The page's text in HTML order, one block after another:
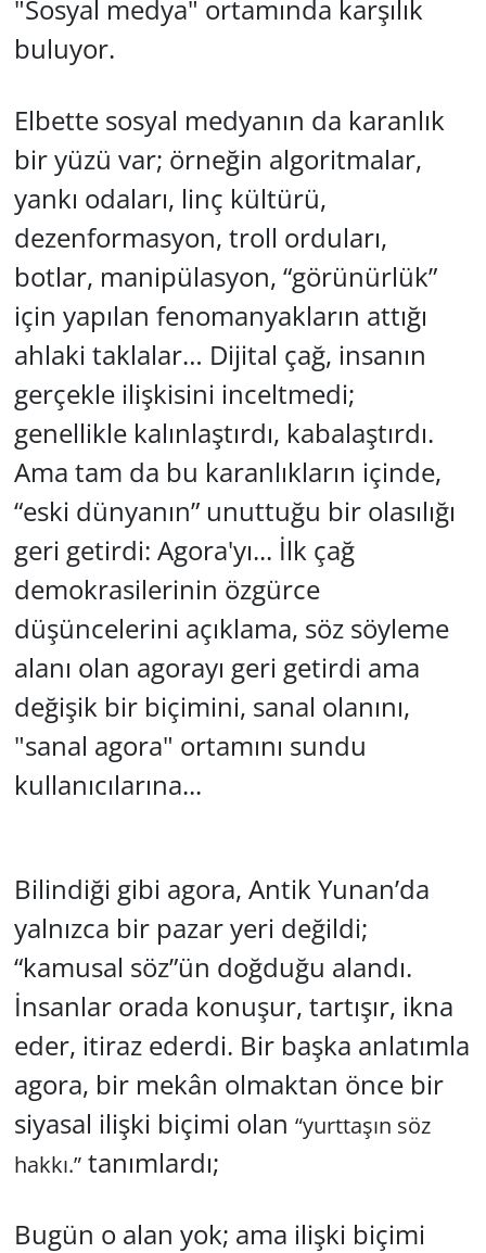
"Sosyal medya" ortamında karşılık
buluyor.
Elbette sosyal medyanın da karanlık
bir yüzü var; örneğin algoritmalar,
yankı odaları, linç kültürü,
dezenformasyon, troll orduları,
botlar, manipülasyon, “görünürlük”
için yapılan fenomanyakların attığı
ahlaki taklalar… Dijital çağ, insanın
gerçekle ilişkisini inceltmedi;
genellikle kalınlaştırdı, kabalaştırdı.
Ama tam da bu karanlıkların içinde,
“eski dünyanın” unuttuğu bir olasılığı
geri getirdi: Agora'yı... İlk çağ
demokrasilerinin özgürce
düşüncelerini açıklama, söz söyleme
alanı olan agorayı geri getirdi ama
değişik bir biçimini, sanal olanını,
"sanal agora" ortamını sundu
kullanıcılarına...
Bilindiği gibi agora, Antik Yunan’da
yalnızca bir pazar yeri değildi;
“kamusal söz”ün doğduğu alandı.
İnsanlar orada konuşur, tartışır, ikna
eder, itiraz ederdi. Bir başka anlatımla
agora, bir mekân olmaktan önce bir
siyasal ilişki biçimi olan “yurttaşın söz
hakkı.”tanımlardı;
Bugün o alan yok; ama ilişki biçimi